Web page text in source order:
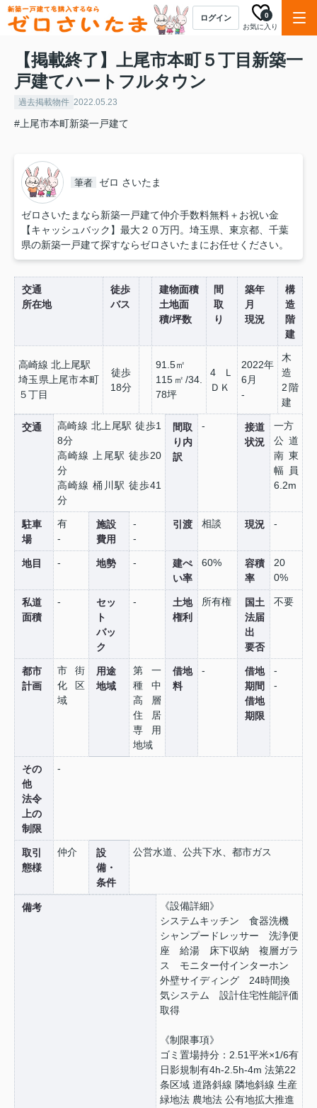
ログイン
お気に入り
0
【掲載終了】上尾市本町５丁目新築一
戸建てハートフルタウン
過去掲載物件 2022.05.23
#上尾市本町新築一戸建て
筆者 ゼロ さいたま
ゼロさいたまなら新築一戸建て仲介手数料無料＋お祝い金
【キャッシュバック】最大２０万円。埼玉県、東京都、千葉
県の新築一戸建て探すならゼロさいたまにお任せください。
交通
所在地
徒歩
バス
建物面積
土地面
積/坪数
間
取
り
築年
月
現況
構
造
階
建
高崎線 北上尾駅
埼玉県上尾市本町
５丁目
徒歩
18分
91.5㎡
115㎡/34.
78坪
4Ｌ
ＤＫ
2022年
6月
-
木
造
2階
建
交通
高崎線 北上尾駅 徒歩1
8分
高崎線 上尾駅 徒歩20
分
高崎線 桶川駅 徒歩41
分
間取
り内
訳
-
接道
状況
一方
公道
南東
幅員
6.2m
駐車
場
有
-
施設
費用
-
-
引渡 相談 現況 -
地目 - 地勢 -
建ぺ
い率
60%
容積
率
20
0%
私道
面積
-
セッ
ト
バッ
ク
-
土地
権利
所有権
国土
法届
出
要否
不要
都市
計画
市街
化区
域
用途
地域
第一
種中
高層
住居
専用
地域
借地
料
-
借地
期間
借地
期限
-
-
その
他
法令
上の
制限
-
取引
態様
仲介
設
備・
条件
公営水道、公共下水、都市ガス
備考
《設備詳細》
システムキッチン 食器洗機
シャンプードレッサー 洗浄便
座 給湯 床下収納 複層ガラ
ス モニター付インターホン
外壁サイディング 24時間換
気システム 設計住宅性能評価
取得
《制限事項》
ゴミ置場持分：2.51平米×1/6有
日影規制有4h-2.5h-4m 法第22
条区域 道路斜線 隣地斜線 生産
緑地法 農地法 公有地拡大推進